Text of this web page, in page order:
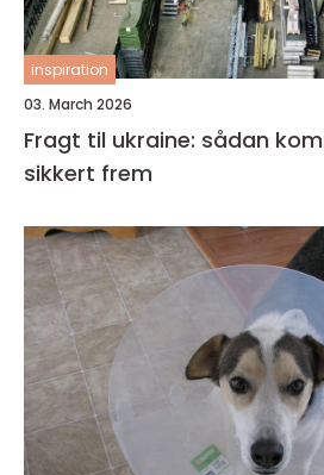
inspiration
03. March 2026
Fragt til ukraine: sådan
sikkert frem